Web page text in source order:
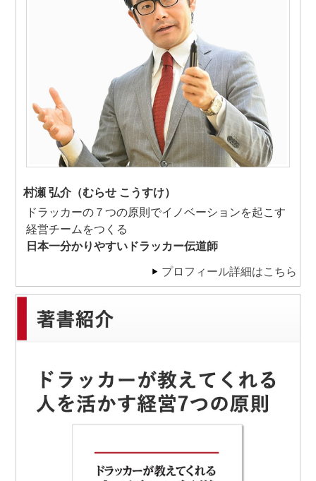
村瀬 弘介（むらせ こうすけ）
ドラッカーの７つの原則でイノベーションを起こす
経営チームをつくる
日本一分かりやすいドラッカー伝道師
プロフィール詳細はこちら